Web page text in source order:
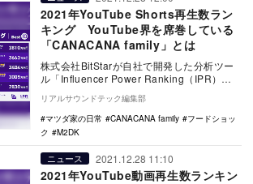
2021年YouTube Shorts再生数ラン
キング YouTube界を席巻している
「CANACANA family」とは
株式会社BitStarが自社で開発した分析ツー
ル「Influencer Power Ranking（IPR）」
のデータに基づき、…
リアルサウンドテック編集部
マツダ家の日常
CANACANA family
フードショッ
ク
M2DK
ニュース 2021.12.28 11:10
2021年YouTube動画再生数ランキン